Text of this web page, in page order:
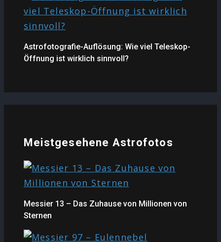
Astrofotografie-Auflösung: Wie viel Teleskop-
Öffnung ist wirklich sinnvoll?
Meistgesehene Astrofotos
Messier 13 – Das Zuhause von Millionen von
Sternen